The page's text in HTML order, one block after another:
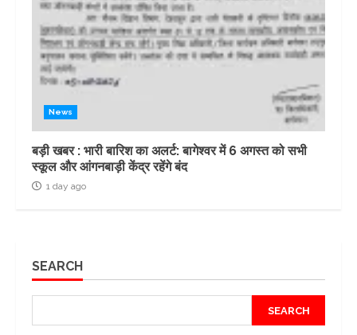
News
बड़ी खबर : भारी बारिश का अलर्ट: बागेश्वर में 6 अगस्त को सभी
स्कूल और आंगनबाड़ी केंद्र रहेंगे बंद
1 day ago
SEARCH
SEARCH